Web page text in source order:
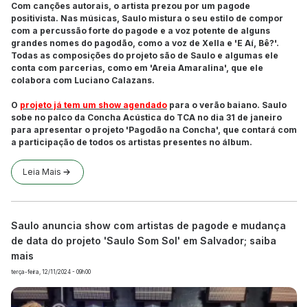
Com canções autorais, o artista prezou por um pagode
positivista. Nas músicas, Saulo mistura o seu estilo de compor
com a percussão forte do pagode e a voz potente de alguns
grandes nomes do pagodão, como a voz de Xella e 'E Aí, Bê?'.
Todas as composições do projeto são de Saulo e algumas ele
conta com parcerias, como em 'Areia Amaralina', que ele
colabora com Luciano Calazans.
O projeto já tem um show agendado para o verão baiano. Saulo
sobe no palco da Concha Acústica do TCA no dia 31 de janeiro
para apresentar o projeto 'Pagodão na Concha', que contará com
a participação de todos os artistas presentes no álbum.
Leia Mais
Saulo anuncia show com artistas de pagode e mudança
de data do projeto 'Saulo Som Sol' em Salvador; saiba
mais
terça-feira, 12/11/2024 - 09h00